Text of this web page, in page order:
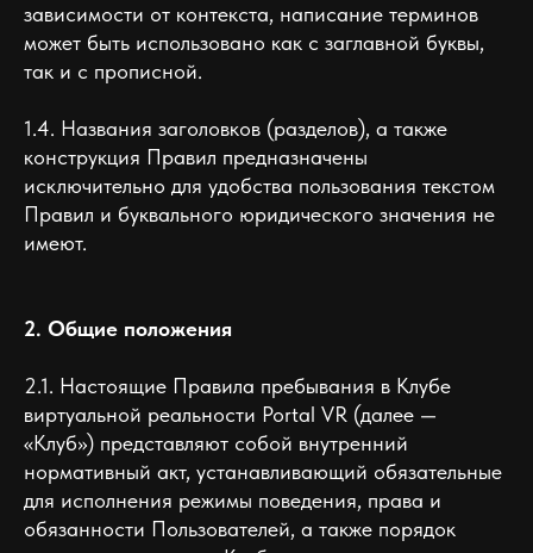
зависимости от контекста, написание терминов
может быть использовано как с заглавной буквы,
так и с прописной.
1.4. Названия заголовков (разделов), а также
конструкция Правил предназначены
исключительно для удобства пользования текстом
Правил и буквального юридического значения не
имеют.
2. Общие положения
2.1. Настоящие Правила пребывания в Клубе
виртуальной реальности Portal VR (далее —
«Клуб») представляют собой внутренний
нормативный акт, устанавливающий обязательные
для исполнения режимы поведения, права и
обязанности Пользователей, а также порядок